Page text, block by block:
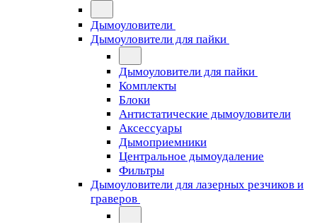
Дымоуловители
Дымоуловители для пайки
Дымоуловители для пайки
Комплекты
Блоки
Антистатические дымоуловители
Аксессуары
Дымоприемники
Центральное дымоудаление
Фильтры
Дымоуловители для лазерных резчиков и
граверов